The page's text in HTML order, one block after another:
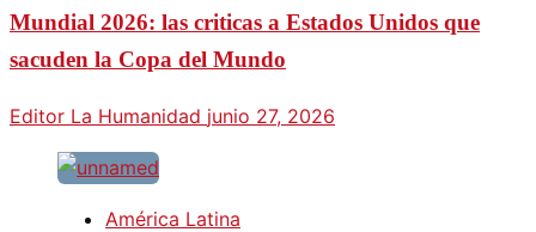
Mundial 2026: las criticas a Estados Unidos que
sacuden la Copa del Mundo
Editor La Humanidad junio 27, 2026
América Latina